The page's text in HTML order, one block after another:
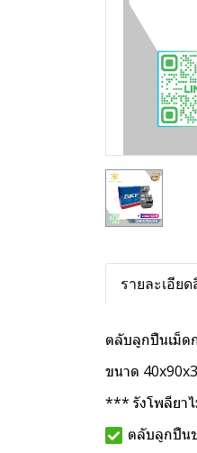
รายละเอีย
ตลับลูกปืนเม็ด
ขนาด
*** รังโพลียา
ตลับลูกปืน